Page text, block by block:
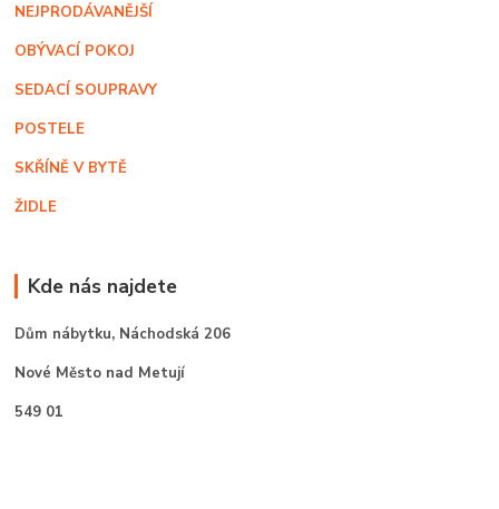
NEJPRODÁVANĚJŠÍ
OBÝVACÍ POKOJ
SEDACÍ SOUPRAVY
POSTELE
SKŘÍNĚ V BYTĚ
ŽIDLE
Kde nás najdete
Dům nábytku, Náchodská 206
Nové Město nad Metují
549 01